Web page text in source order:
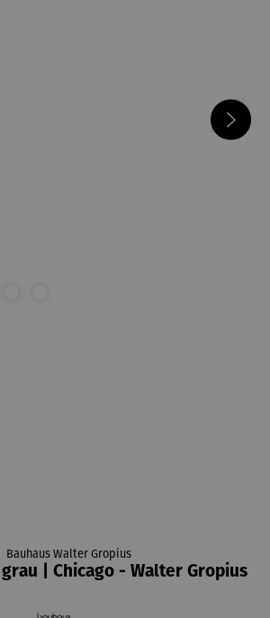
Bauhaus Walter Gropius
| Chicago - Walter Gropius